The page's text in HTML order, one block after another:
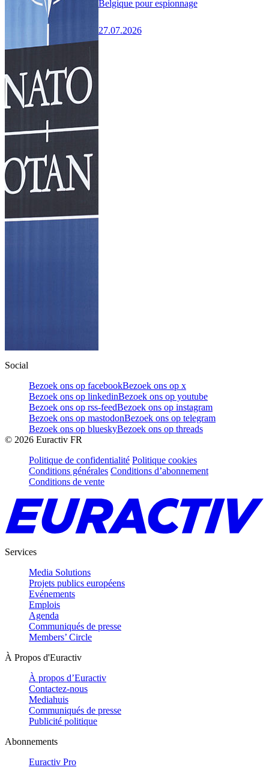
Belgique pour espionnage
27.07.2026
Social
Bezoek ons op facebookBezoek ons op x
Bezoek ons op linkedinBezoek ons op youtube
Bezoek ons op rss-feedBezoek ons op instagram
Bezoek ons op mastodonBezoek ons op telegram
Bezoek ons op blueskyBezoek ons op threads
© 2026 Euractiv FR
Politique de confidentialité Politique cookies
Conditions générales Conditions d’abonnement
Conditions de vente
Services
Media Solutions
Projets publics européens
Evénements
Emplois
Agenda
Communiqués de presse
Members’ Circle
À Propos d'Euractiv
À propos d’Euractiv
Contactez-nous
Mediahuis
Communiqués de presse
Publicité politique
Abonnements
Euractiv Pro